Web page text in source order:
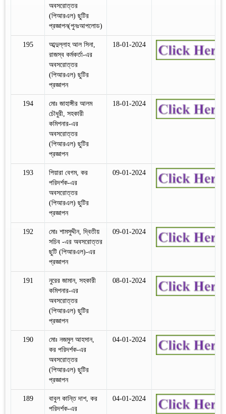
অবসরোত্তর
(পিআরএল) ছুটির
প্রজ্ঞাপন(পুনঃআপলোড)
195
আব্দুল্লাহ আল সিনা,
রাজস্ব কর্মকর্তা-এর
অবসরোত্তর
(পিআরএল) ছুটির
প্রজ্ঞাপন
18-01-2024
194
মোঃ জাহাঙ্গীর আলম
চৌধুরী, সহকারী
কমিশনার-এর
অবসরোত্তর
(পিআরএল) ছুটির
প্রজ্ঞাপন
18-01-2024
193
পিয়ারা বেগম, কর
পরিদর্শক-এর
অবসরোত্তর
(পিআরএল) ছুটির
প্রজ্ঞাপন
09-01-2024
192
মোঃ শামসুদ্দীন, দ্বিতীয়
সচিব -এর অবসরোত্তর
ছুটি (পিআরএল)-এর
প্রজ্ঞাপন
09-01-2024
191
নুরের জামান, সহকারী
কমিশনার-এর
অবসরোত্তর
(পিআরএল) ছুটির
প্রজ্ঞাপন
08-01-2024
190
মোঃ নজমুল আহসান,
কর পরিদর্শক-এর
অবসরোত্তর
(পিআরএল) ছুটির
প্রজ্ঞাপন
04-01-2024
189
বাবুল কান্তি দাশ, কর
পরিদর্শক-এর
04-01-2024